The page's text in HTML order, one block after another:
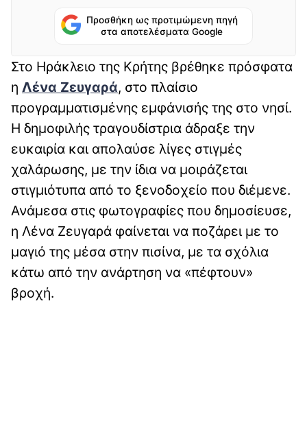
Προσθήκη ως προτιμώμενη πηγή
στα αποτελέσματα Google
Στο Ηράκλειο της Κρήτης βρέθηκε πρόσφατα
η Λένα Ζευγαρά, στο πλαίσιο
προγραμματισμένης εμφάνισής της στο νησί.
Η δημοφιλής τραγουδίστρια άδραξε την
ευκαιρία και απολαύσε λίγες στιγμές
χαλάρωσης, με την ίδια να μοιράζεται
στιγμιότυπα από το ξενοδοχείο που διέμενε.
Ανάμεσα στις φωτογραφίες που δημοσίευσε,
η Λένα Ζευγαρά φαίνεται να ποζάρει με το
μαγιό της μέσα στην πισίνα, με τα σχόλια
κάτω από την ανάρτηση να «πέφτουν»
βροχή.